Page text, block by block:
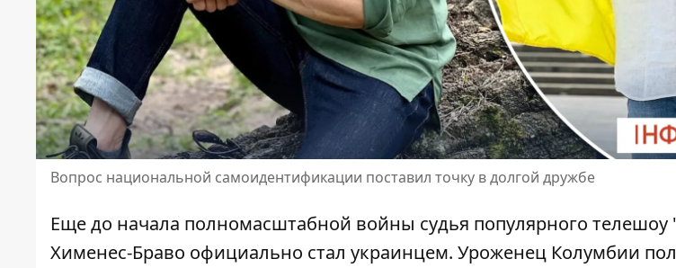
Вопрос национальной самоидентификации поставил точку в долгой дружбе
Еще до начала полномасштабной войны судья популярного
Хименес-Браво официально стал украинцем. Уроженец Колумбии